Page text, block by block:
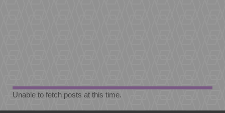
Unable to fetch posts at this time.